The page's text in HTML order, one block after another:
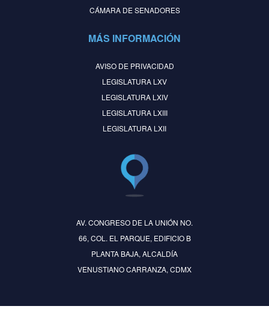
CÁMARA DE SENADORES
MÁS INFORMACIÓN
AVISO DE PRIVACIDAD
LEGISLATURA LXV
LEGISLATURA LXIV
LEGISLATURA LXIII
LEGISLATURA LXII
AV. CONGRESO DE LA UNIÓN NO.
66, COL. EL PARQUE, EDIFICIO B
PLANTA BAJA, ALCALDÍA
VENUSTIANO CARRANZA, CDMX